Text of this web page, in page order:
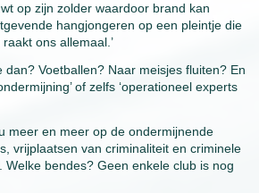
op zijn zolder waardoor brand kan
hangjongeren op een pleintje die
ons allemaal.’
Voetballen? Naar meisjes fluiten? En
of zelfs ‘operationeel experts
meer en meer op de ondermijnende
vrijplaatsen van criminaliteit en criminele
bendes? Geen enkele club is nog